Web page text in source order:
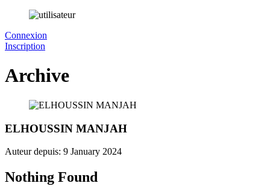
Connexion
Inscription
Archive
ELHOUSSIN MANJAH
Auteur depuis: 9 January 2024
Nothing Found